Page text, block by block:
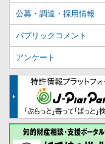
公募・調達・採用情報
パブリックコメント
アンケート